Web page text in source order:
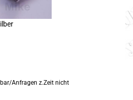
z.Zeit nicht